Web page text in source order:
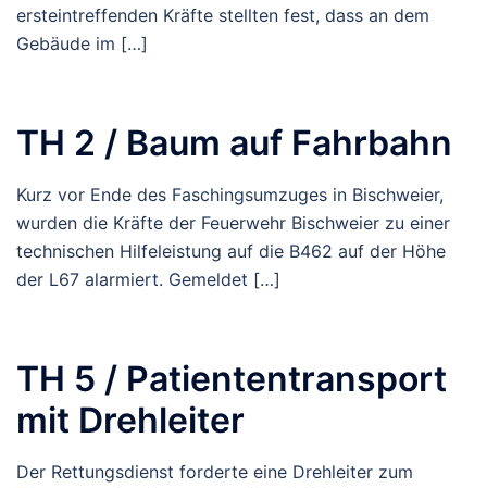
ersteintreffenden Kräfte stellten fest, dass an dem
Gebäude im […]
TH 2 / Baum auf Fahrbahn
Kurz vor Ende des Faschingsumzuges in Bischweier,
wurden die Kräfte der Feuerwehr Bischweier zu einer
technischen Hilfeleistung auf die B462 auf der Höhe
der L67 alarmiert. Gemeldet […]
TH 5 / Patiententransport
mit Drehleiter
Der Rettungsdienst forderte eine Drehleiter zum